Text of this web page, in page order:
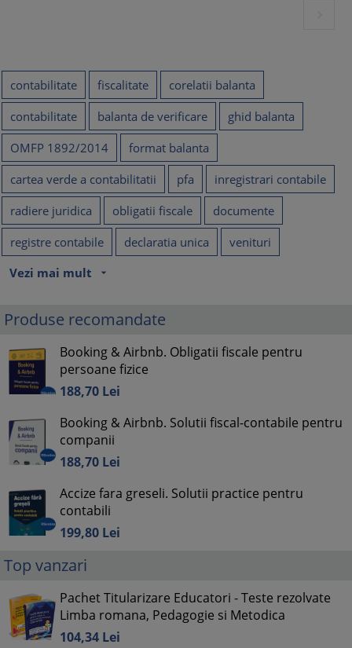
contabilitate fiscalitate
corelatii balanta
contabilitate
balanta de verificare
ghid balanta
OMFP 1892/2014
format balanta
cartea verde a contabilitatii
pfa
inregistrari contabile
radiere juridica
obligatii fiscale
documente
registre contabile
declaratia unica
venituri
Vezi mai mult
arrow_drop_down
Produse recomandate
Booking & Airbnb. Obligatii fiscale pentru
persoane fizice
188,70 Lei
Booking & Airbnb. Solutii fiscal-contabile pentru
companii
188,70 Lei
Accize fara greseli. Solutii practice pentru
contabili
199,80 Lei
Top vanzari
Pachet Titularizare Educatori - Teste rezolvate
Limba romana, Pedagogie si Metodica
104,34 Lei